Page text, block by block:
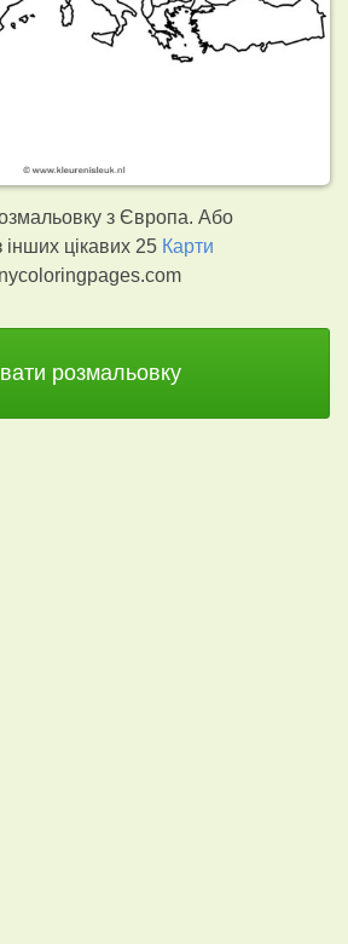
з Європа. Або
цікавих 25 Карти
розмальовку